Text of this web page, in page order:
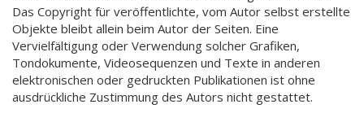
Das Copyright für veröffentlichte, vom Autor selbst erstellte
Objekte bleibt allein beim Autor der Seiten. Eine
Vervielfältigung oder Verwendung solcher Grafiken,
Tondokumente, Videosequenzen und Texte in anderen
elektronischen oder gedruckten Publikationen ist ohne
ausdrückliche Zustimmung des Autors nicht gestattet.